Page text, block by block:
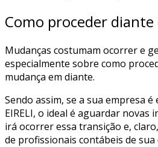
Como proceder diante
Mudanças costumam ocorrer e
especialmente sobre como
mudança em diante.
Sendo assim, se a sua empresa
EIRELI, o ideal é aguardar novas
irá ocorrer essa transição e,
de profissionais contábeis de sua